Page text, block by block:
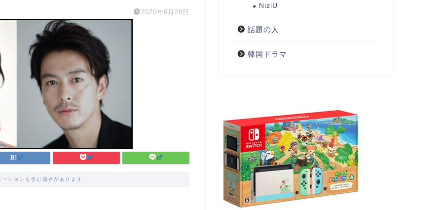
2020年9月28日
ーションを含む場合があります
NiziU
話題の人
韓国ドラマ